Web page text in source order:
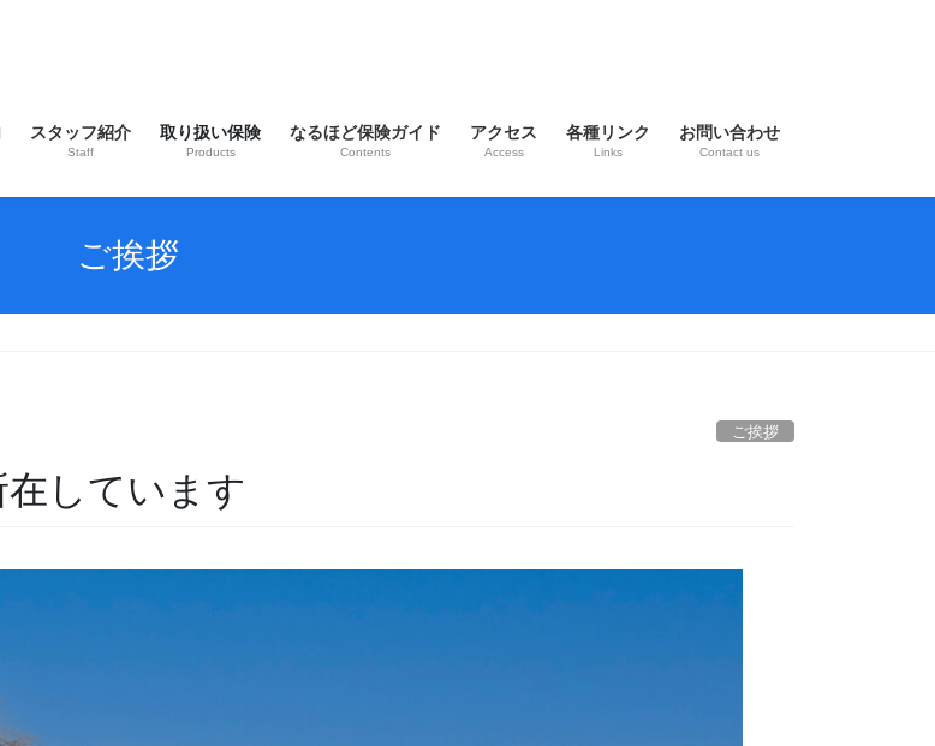
スタッフ紹介
Staff
取り扱い保険
Products
なるほど保険ガイド
Contents
アクセス
Access
各種リンク
Links
お問い合わせ
Contact us
ご挨拶
ご挨拶
しています